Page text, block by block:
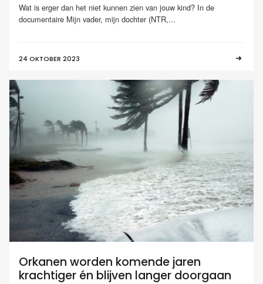
Wat is erger dan het niet kunnen zien van jouw kind? In de
documentaire Mijn vader, mijn dochter (NTR,...
24 OKTOBER 2023
Orkanen worden komende jaren
krachtiger én blijven langer doorgaan